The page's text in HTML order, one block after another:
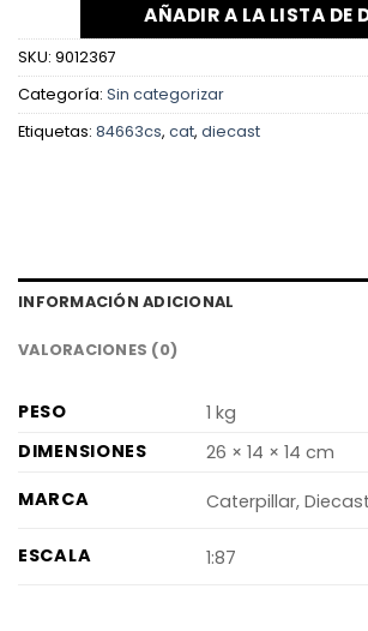
AÑADIR A LA LISTA DE
SKU: 9012367
Categoría: Sin categorizar
Etiquetas: 84663cs, cat, diecast
INFORMACIÓN ADICIONAL
VALORACIONES (0)
PESO
1 kg
DIMENSIONES
26 × 14 × 14 cm
MARCA
Caterpillar,
ESCALA 1:87